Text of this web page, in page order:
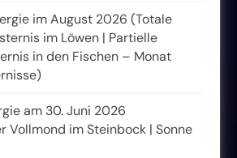
im August 2026 (Totale
im Löwen | Partielle
in den Fischen – Monat
am 30. Juni 2026
Vollmond im Steinbock | Sonne